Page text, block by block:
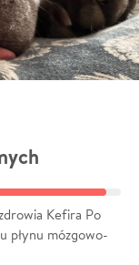
Kefira Po
płynu mózgowo-